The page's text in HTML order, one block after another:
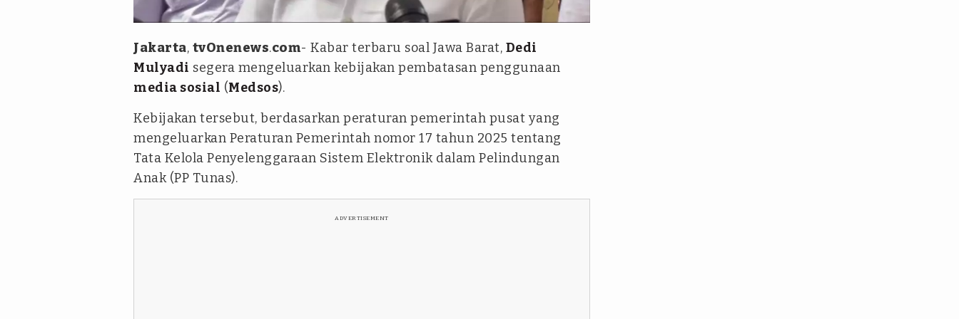
tvOnenews/A.R Safira
Jakarta, tvOnenews.com- Kabar terbaru soal Jawa Barat, Dedi
Mulyadi segera mengeluarkan kebijakan pembatasan penggunaan
media sosial (Medsos).
Kebijakan tersebut, berdasarkan peraturan pemerintah pusat yang
mengeluarkan Peraturan Pemerintah nomor 17 tahun 2025 tentang
Tata Kelola Penyelenggaraan Sistem Elektronik dalam Pelindungan
Anak (PP Tunas).
ADVERTISEMENT